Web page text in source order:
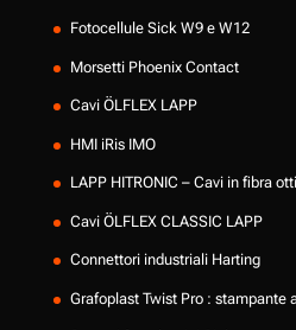
Fotocellule Sick W9 e W12
Morsetti Phoenix Contact
Cavi ÖLFLEX LAPP
HMI iRis IMO
LAPP HITRONIC – Cavi in fibra
Cavi ÖLFLEX CLASSIC LAPP
Connettori industriali Harting
Grafoplast Twist Pro : stampante